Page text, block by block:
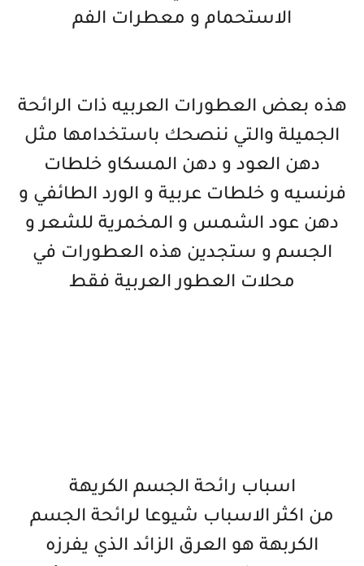
الاستحمام و معطرات الفم
هذه بعض العطورات العربيه ذات الرائحة
الجميلة والتي ننصحك باستخدامها مثل
دهن العود و دهن المسكاو خلطات
فرنسيه و خلطات عربية و الورد الطائفي و
دهن عود الشمس و المخمرية للشعر و
الجسم و ستجدين هذه العطورات في
محلات العطور العربية فقط
اسباب رائحة الجسم الكريهة
من اكثر الاسباب شيوعا لرائحة الجسم
الكربهة هو العرق الزائد الذي يفرزه